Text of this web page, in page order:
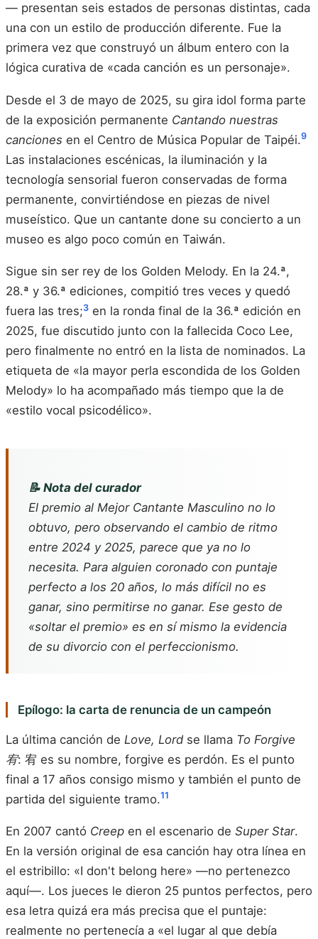
— presentan seis estados de personas distintas, cada
una con un estilo de producción diferente. Fue la
primera vez que construyó un álbum entero con la
lógica curativa de «cada canción es un personaje».
Desde el 3 de mayo de 2025, su gira idol forma parte
de la exposición permanente Cantando nuestras
canciones en el Centro de Música Popular de Taipéi.9
Las instalaciones escénicas, la iluminación y la
tecnología sensorial fueron conservadas de forma
permanente, convirtiéndose en piezas de nivel
museístico. Que un cantante done su concierto a un
museo es algo poco común en Taiwán.
Sigue sin ser rey de los Golden Melody. En la 24.ª,
28.ª y 36.ª ediciones, compitió tres veces y quedó
fuera las tres;3 en la ronda final de la 36.ª edición en
2025, fue discutido junto con la fallecida Coco Lee,
pero finalmente no entró en la lista de nominados. La
etiqueta de «la mayor perla escondida de los Golden
Melody» lo ha acompañado más tiempo que la de
«estilo vocal psicodélico».
📝 Nota del curador
El premio al Mejor Cantante Masculino no lo
obtuvo, pero observando el cambio de ritmo
entre 2024 y 2025, parece que ya no lo
necesita. Para alguien coronado con puntaje
perfecto a los 20 años, lo más difícil no es
ganar, sino permitirse no ganar. Ese gesto de
«soltar el premio» es en sí mismo la evidencia
de su divorcio con el perfeccionismo.
Epílogo: la carta de renuncia de un campeón
La última canción de Love, Lord se llama To Forgive
宥: 宥 es su nombre, forgive es perdón. Es el punto
final a 17 años consigo mismo y también el punto de
partida del siguiente tramo.11
En 2007 cantó Creep en el escenario de Super Star.
En la versión original de esa canción hay otra línea en
el estribillo: «I don't belong here» —no pertenezco
aquí—. Los jueces le dieron 25 puntos perfectos, pero
esa letra quizá era más precisa que el puntaje:
realmente no pertenecía a «el lugar al que debía